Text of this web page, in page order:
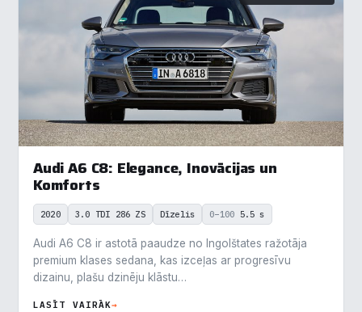
Audi A6 C8: Elegance, Inovācijas un
Komforts
2020 3.0 TDI 286 ZS Dīzelis 0–100 5.5 s
Audi A6 C8 ir astotā paaudze no Ingolštates ražotāja
premium klases sedana, kas izceļas ar progresīvu
dizainu, plašu dzinēju klāstu…
LASĪT VAIRĀK→